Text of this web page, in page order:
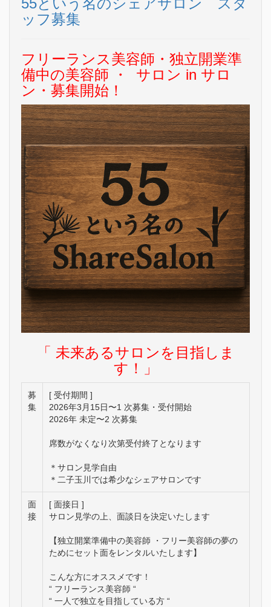
55という名のシェアサロン スタ
ッフ募集
フリーランス美容師・ 独立開業準
備中の美容師 ・ サロン in サロ
ン・募集開始！
「 未来あるサロンを目指しま
す！」
募
集
[ 受付期間 ]
2026年3月15日〜1 次募集・受付開始
2026年 未定〜2 次募集
席数がなくなり次第受付終了となります
＊サロン見学自由
＊二子玉川では希少なシェアサロンです
面
接
[ 面接日 ]
サロン見学の上、面談日を決定いたします
【独立開業準備中の美容師 ・フリー美容師の夢の
ためにセット面をレンタルいたします】
こんな方にオススメです！
“ フリーランス美容師 “
“ 一人で独立を目指している方 “